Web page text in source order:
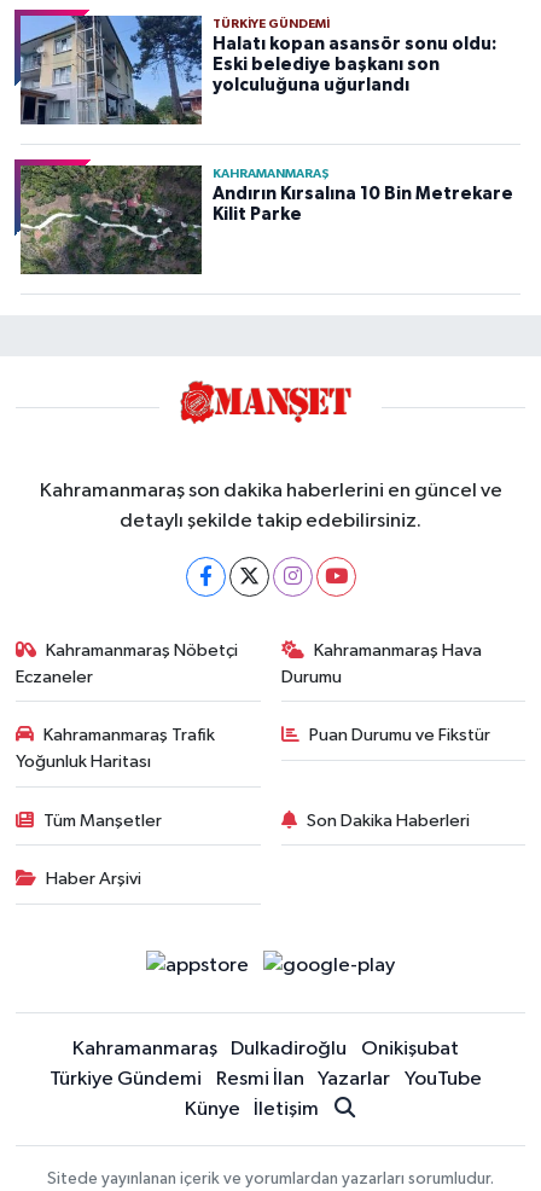
TÜRKIYE GÜNDEMI
Halatı kopan asansör sonu oldu:
Eski belediye başkanı son
yolculuğuna uğurlandı
KAHRAMANMARAŞ
Andırın Kırsalına 10 Bin Metrekare
Kilit Parke
Kahramanmaraş son dakika haberlerini en güncel ve
detaylı şekilde takip edebilirsiniz.
Kahramanmaraş Nöbetçi
Eczaneler
Kahramanmaraş Hava
Durumu
Kahramanmaraş Trafik
Yoğunluk Haritası
Puan Durumu ve Fikstür
Tüm Manşetler Son Dakika Haberleri
Haber Arşivi
Kahramanmaraş Dulkadiroğlu
Onikişubat
Türkiye Gündemi
Resmi İlan Yazarlar
YouTube
Künye
İletişim
Sitede yayınlanan içerik ve yorumlardan yazarları sorumludur.